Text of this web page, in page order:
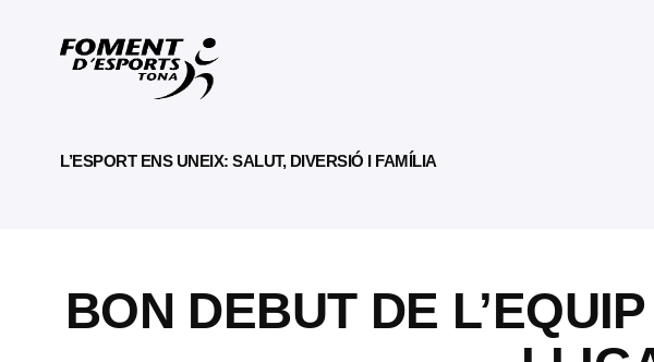
L’ESPORT ENS UNEIX: SALUT, DIVERSIÓ I FAMÍLIA
BON DEBUT DE